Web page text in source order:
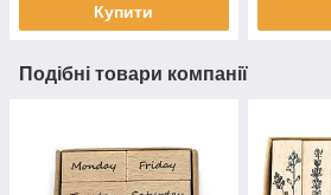
Купити
Подібні товари компанії